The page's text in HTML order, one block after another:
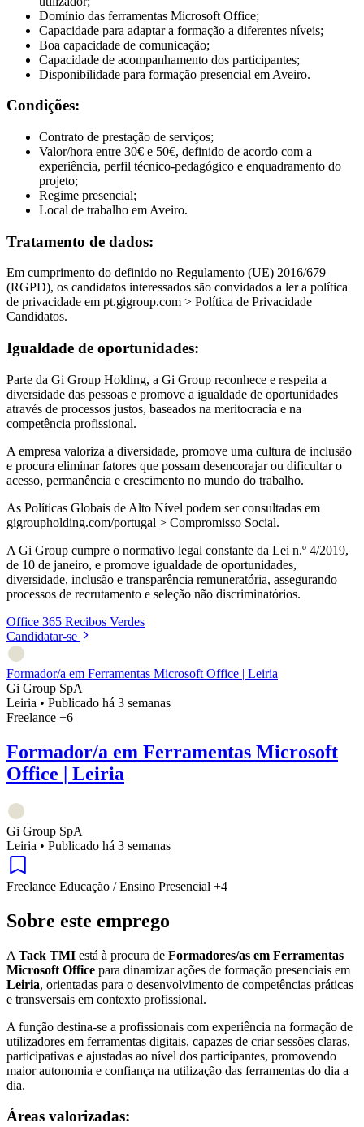
Domínio das ferramentas Microsoft Office;
Capacidade para adaptar a formação a diferentes níveis;
Boa capacidade de comunicação;
Capacidade de acompanhamento dos participantes;
Disponibilidade para formação presencial em Aveiro.
Condições:
Contrato de prestação de serviços;
Valor/hora entre 30€ e 50€, definido de acordo com a
experiência, perfil técnico-pedagógico e enquadramento do
projeto;
Regime presencial;
Local de trabalho em Aveiro.
Tratamento de dados:
Em cumprimento do definido no Regulamento (UE) 2016/679
(RGPD), os candidatos interessados são convidados a ler a política
de privacidade em pt.gigroup.com > Política de Privacidade
Candidatos.
Igualdade de oportunidades:
Parte da Gi Group Holding, a Gi Group reconhece e respeita a
diversidade das pessoas e promove a igualdade de oportunidades
através de processos justos, baseados na meritocracia e na
competência profissional.
A empresa valoriza a diversidade, promove uma cultura de inclusão
e procura eliminar fatores que possam desencorajar ou dificultar o
acesso, permanência e crescimento no mundo do trabalho.
As Políticas Globais de Alto Nível podem ser consultadas em
gigroupholding.com/portugal > Compromisso Social.
A Gi Group cumpre o normativo legal constante da Lei n.º 4/2019,
de 10 de janeiro, e promove igualdade de oportunidades,
diversidade, inclusão e transparência remuneratória, assegurando
processos de recrutamento e seleção não discriminatórios.
Office 365 Recibos Verdes
Candidatar-se
Formador/a em Ferramentas Microsoft Office | Leiria
Gi Group SpA
Leiria • Publicado há 3 semanas
Freelance +6
Formador/a em Ferramentas Microsoft
Office | Leiria
Gi Group SpA
Leiria • Publicado há 3 semanas
Freelance Educação / Ensino Presencial +4
Sobre este emprego
A Tack TMI está à procura de Formadores/as em Ferramentas
Microsoft Office para dinamizar ações de formação presenciais em
Leiria, orientadas para o desenvolvimento de competências práticas
e transversais em contexto profissional.
A função destina-se a profissionais com experiência na formação de
utilizadores em ferramentas digitais, capazes de criar sessões claras,
participativas e ajustadas ao nível dos participantes, promovendo
maior autonomia e confiança na utilização das ferramentas do dia a
dia.
Áreas valorizadas: